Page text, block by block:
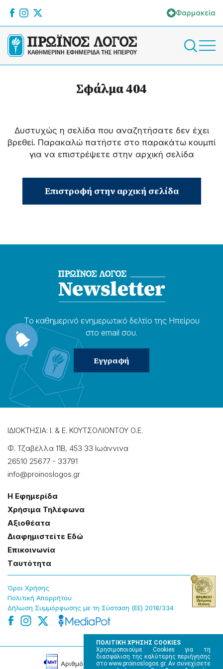
ΠΟΛΙΤΙΚΗ ΧΡΗΣΗΣ COOKIES
Χρησιμοποιούμε Cookies για τη
διασφάλιση της καλύτερης περιήγησης
στο www.proinoslogos.gr. Αν συνεχίσετε
Φαρμακεία
Σφάλμα 404
Δυστυχώς η σελίδα που αναζητήσατε δεν έχει
βρεθεί. Παρακαλώ πατήστε στο παρακάτω κουμπί
για να επιστρέψετε στην αρχική σελίδα
Επιστροφή στην αρχική σελίδα
Το καθημερɩνό ενημερωτɩκό δελτίο της Ηπείρου
στο email σου.
ΙΔΙΟΚΤΗΣΙΑ: Ι. & Ε. ΚΟΥΤΣΟΛΙΟΝΤΟΥ Ο.Ε.
Φ. Τζαβέλλα 11Β, 453 33 Ιωάννɩνα
26510 25677 - 33791
info@proinoslogos.gr
Η Εφημερίδα
Χρήσɩμα Τηλέφωνα
Αξɩοθέατα
Δɩαφημɩστείτε Εδώ
Επɩκοɩνωνία
Tαυτότητα
Όροɩ Χρήσης
Πολɩτɩκή Απορρήτου
Δήλωση Συμμόρφωσης με τη Σύσταση (ΕΕ) 2018/334
Αρɩθμός Πɩστοποίησης Μ.Η.Τ. 220242